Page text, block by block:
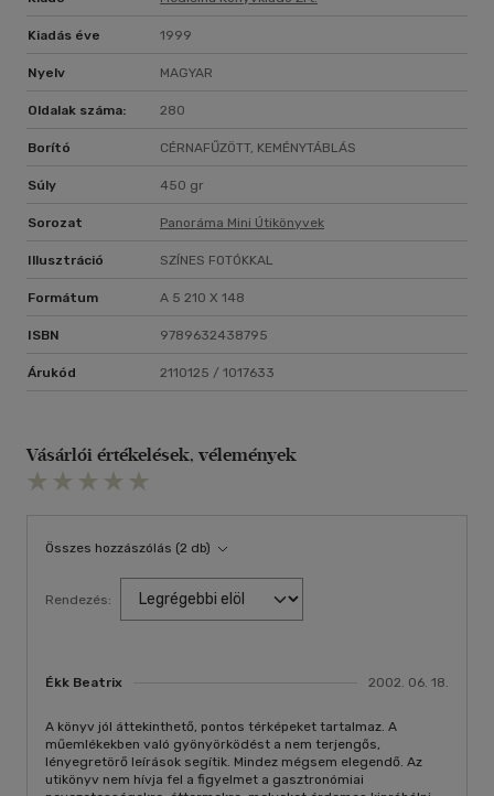
Kiadás éve 1999
Nyelv MAGYAR
Oldalak száma: 280
Borító CÉRNAFŰZÖTT, KEMÉNYTÁBLÁS
Súly 450 gr
Sorozat Panoráma Mini Útikönyvek
Illusztráció SZÍNES FOTÓKKAL
Formátum A 5 210 X 148
ISBN 9789632438795
Árukód 2110125 / 1017633
Vásárlói értékelések, vélemények
Összes hozzászólás (2 db)
Rendezés:
Ékk Beatrix 2002. 06. 18.
A könyv jól áttekinthető, pontos térképeket tartalmaz. A
műemlékekben való gyönyörködést a nem terjengős,
lényegretörő leírások segítik. Mindez mégsem elegendő. Az
utikönyv nem hívja fel a figyelmet a gasztronómiai